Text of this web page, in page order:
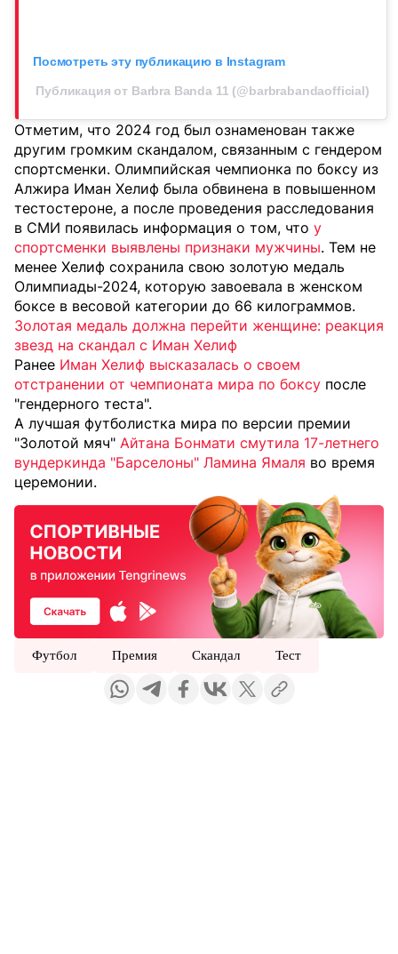
Посмотреть эту публикацию в Instagram
Публикация от Barbra Banda 11 (@barbrabandaofficial)
Отметим, что 2024 год был ознаменован также
другим громким скандалом, связанным с гендером
спортсменки. Олимпийская чемпионка по боксу из
Алжира Иман Хелиф была обвинена в повышенном
тестостероне, а после проведения расследования
в СМИ появилась информация о том, что у
спортсменки выявлены признаки мужчины. Тем не
менее Хелиф сохранила свою золотую медаль
Олимпиады-2024, которую завоевала в женском
боксе в весовой категории до 66 килограммов.
Золотая медаль должна перейти женщине: реакция
звезд на скандал с Иман Хелиф
Ранее Иман Хелиф высказалась о своем
отстранении от чемпионата мира по боксу после
"гендерного теста".
А лучшая футболистка мира по версии премии
"Золотой мяч" Айтана Бонмати смутила 17-летнего
вундеркинда "Барселоны" Ламина Ямаля во время
церемонии.
Футбол Премия Скандал Тест